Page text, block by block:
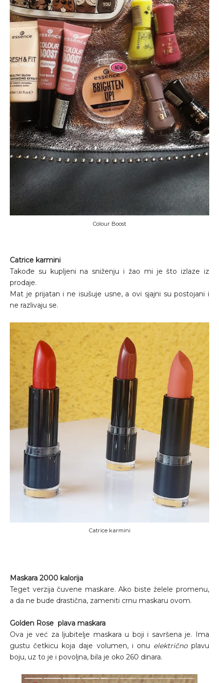
Colour Boost
Catrice karmini
Takođe su kupljeni na sniženju i žao mi je što izlaze iz
prodaje.
Mat je prijatan i ne isušuje usne, a ovi sjajni su postojani i
ne razlivaju se.
Catrice karmini
Maskara 2000 kalorija
Teget verzija čuvene maskare. Ako biste želele promenu,
a da ne bude drastična, zameniti crnu maskaru ovom.
Golden Rose plava maskara
Ova je već za ljubitelje maskara u boji i savršena je. Ima
gustu četkicu koja daje volumen, i onu električnoplavu
boju, uz to je i povoljna, bila je oko 260 dinara.